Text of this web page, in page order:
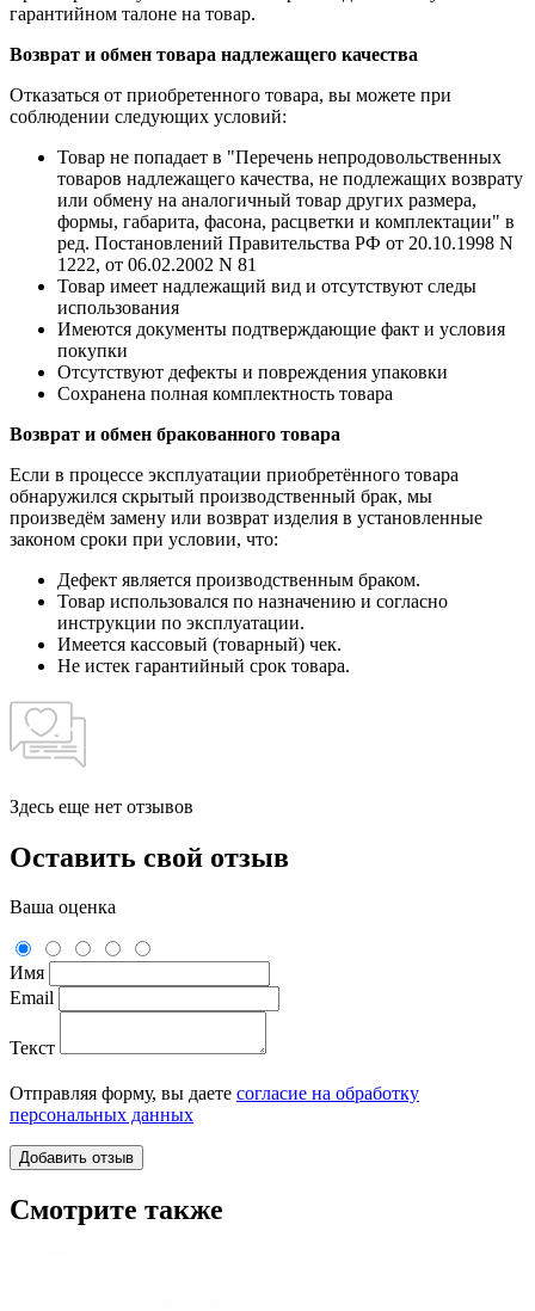
гарантийном талоне на товар.
Возврат и обмен товара надлежащего качества
Отказаться от приобретенного товара, вы можете при
соблюдении следующих условий:
Товар не попадает в "Перечень непродовольственных
товаров надлежащего качества, не подлежащих возврату
или обмену на аналогичный товар других размера,
формы, габарита, фасона, расцветки и комплектации" в
ред. Постановлений Правительства РФ от 20.10.1998 N
1222, от 06.02.2002 N 81
Товар имеет надлежащий вид и отсутствуют следы
использования
Имеются документы подтверждающие факт и условия
покупки
Отсутствуют дефекты и повреждения упаковки
Сохранена полная комплектность товара
Возврат и обмен бракованного товара
Если в процессе эксплуатации приобретённого товара
обнаружился скрытый производственный брак, мы
произведём замену или возврат изделия в установленные
законом сроки при условии, что:
Дефект является производственным браком.
Товар использовался по назначению и согласно
инструкции по эксплуатации.
Имеется кассовый (товарный) чек.
Не истек гарантийный срок товара.
Здесь еще нет отзывов
Оставить свой отзыв
Ваша оценка
Имя
Email
Текст
Отправляя форму, вы даете согласие на обработку
персональных данных
Смотрите также